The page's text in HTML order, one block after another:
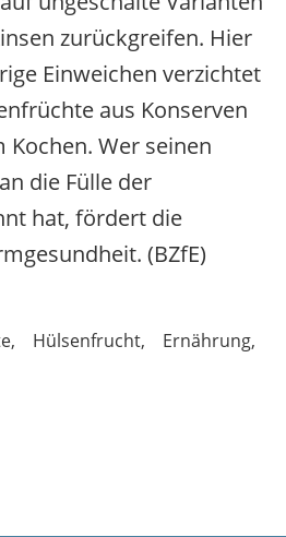
zurückgreifen. Hier
Einweichen verzichtet
aus Konserven
Kochen. Wer seinen
die Fülle der
hat, fördert die
(BZfE)
Hülsenfrucht Ernährung